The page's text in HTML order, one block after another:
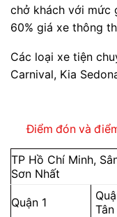
chở khách với mức
60% giá xe thông
Các loại xe tiện
Carnival, Kia
Điểm đón và
TP Hồ Chí Minh,
Sơn Nhất
Quận 1
Tân